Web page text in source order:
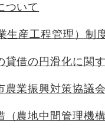
ついて
生産工程管理）制
貸借の円滑化に関
農業振興対策協議会
（農地中間管理機